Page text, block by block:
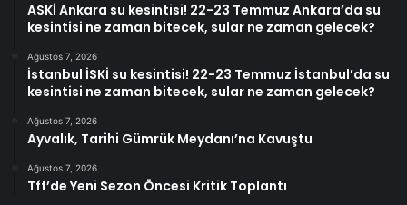
ASKİ Ankara su kesintisi! 22-23 Temmuz Ankara’da su
kesintisi ne zaman bitecek, sular ne zaman gelecek?
Ağustos 7, 2026
İstanbul İSKİ su kesintisi! 22-23 Temmuz İstanbul’da su
kesintisi ne zaman bitecek, sular ne zaman gelecek?
Ağustos 7, 2026
Ayvalık, Tarihi Gümrük Meydanı’na Kavuştu
Ağustos 7, 2026
Tff’de Yeni Sezon Öncesi Kritik Toplantı